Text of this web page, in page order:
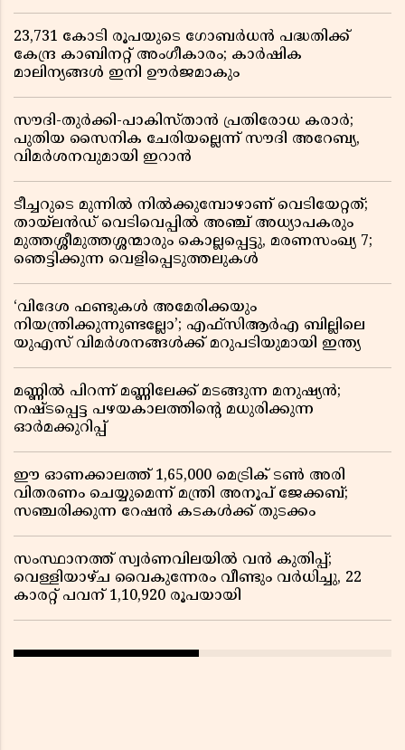
23,731 കോടി രൂപയുടെ ഗോബർധൻ പദ്ധതിക്ക്
കേന്ദ്ര കാബിനറ്റ് അംഗീകാരം; കാർഷിക
മാലിന്യങ്ങൾ ഇനി ഊർജമാകും
സൗദി-തുർക്കി-പാകിസ്താൻ പ്രതിരോധ കരാർ;
പുതിയ സൈനിക ചേരിയല്ലെന്ന് സൗദി അറേബ്യ,
വിമർശനവുമായി ഇറാൻ
ടീച്ചറുടെ മുന്നിൽ നിൽക്കുമ്പോഴാണ് വെടിയേറ്റത്;
തായ്‌ലൻഡ് വെടിവെപ്പിൽ അഞ്ച് അധ്യാപകരും
മുത്തശ്ശീമുത്തശ്ശന്മാരും കൊല്ലപ്പെട്ടു, മരണസംഖ്യ 7;
ഞെട്ടിക്കുന്ന വെളിപ്പെടുത്തലുകൾ
‘വിദേശ ഫണ്ടുകൾ അമേരിക്കയും
നിയന്ത്രിക്കുന്നുണ്ടല്ലോ’; എഫ്സിആർഎ ബില്ലിലെ
യുഎസ് വിമർശനങ്ങൾക്ക് മറുപടിയുമായി ഇന്ത്യ
മണ്ണിൽ പിറന്ന് മണ്ണിലേക്ക് മടങ്ങുന്ന മനുഷ്യൻ;
നഷ്ടപ്പെട്ട പഴയകാലത്തിൻ്റെ മധുരിക്കുന്ന
ഓർമക്കുറിപ്പ്
ഈ ഓണക്കാലത്ത് 1,65,000 മെട്രിക് ടൺ അരി
വിതരണം ചെയ്യുമെന്ന് മന്ത്രി അനൂപ് ജേക്കബ്;
സഞ്ചരിക്കുന്ന റേഷൻ കടകൾക്ക് തുടക്കം
സംസ്ഥാനത്ത് സ്വർണവിലയിൽ വൻ കുതിപ്പ്;
വെള്ളിയാഴ്ച വൈകുന്നേരം വീണ്ടും വർധിച്ചു, 22
കാരറ്റ് പവന് 1,10,920 രൂപയായി